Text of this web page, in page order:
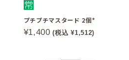
プチプチマスタード 2個*
¥1,400 (税込 ¥1,512)